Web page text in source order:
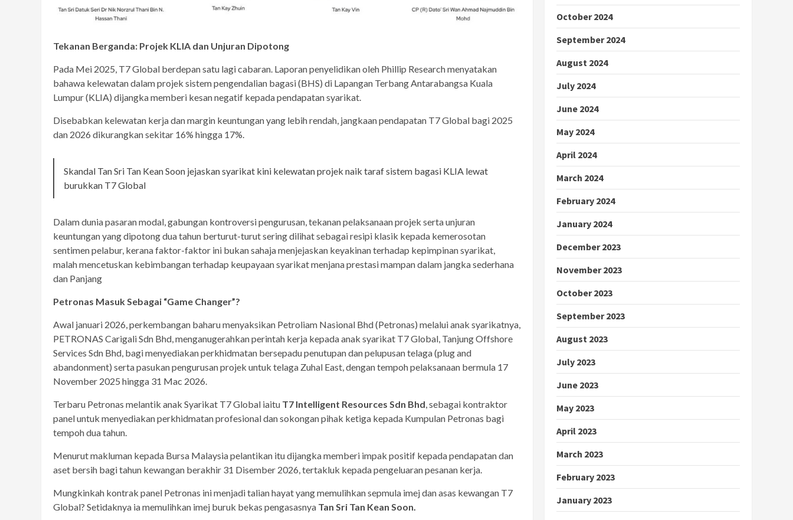
Tekanan Berganda: Projek KLIA dan Unjuran Dipotong
Pada Mei 2025, T7 Global berdepan satu lagi cabaran. Laporan penyelidikan oleh Phillip Research menyatakan
bahawa kelewatan dalam projek sistem pengendalian bagasi (BHS) di Lapangan Terbang Antarabangsa Kuala
Lumpur (KLIA) dijangka memberi kesan negatif kepada pendapatan syarikat.
Disebabkan kelewatan kerja dan margin keuntungan yang lebih rendah, jangkaan pendapatan T7 Global bagi 2025
dan 2026 dikurangkan sekitar 16% hingga 17%.
Skandal Tan Sri Tan Kean Soon jejaskan syarikat kini kelewatan projek naik taraf sistem bagasi KLIA lewat
burukkan T7 Global
Dalam dunia pasaran modal, gabungan kontroversi pengurusan, tekanan pelaksanaan projek serta unjuran
keuntungan yang dipotong dua tahun berturut-turut sering dilihat sebagai resipi klasik kepada kemerosotan
sentimen pelabur, kerana faktor-faktor ini bukan sahaja menjejaskan keyakinan terhadap kepimpinan syarikat,
malah mencetuskan kebimbangan terhadap keupayaan syarikat menjana prestasi mampan dalam jangka sederhana
dan Panjang
Petronas Masuk Sebagai “Game Changer”?
Awal januari 2026, perkembangan baharu menyaksikan Petroliam Nasional Bhd (Petronas) melalui anak syarikatnya,
PETRONAS Carigali Sdn Bhd, menganugerahkan perintah kerja kepada anak syarikat T7 Global, Tanjung Offshore
Services Sdn Bhd, bagi menyediakan perkhidmatan bersepadu penutupan dan pelupusan telaga (plug and
abandonment) serta pasukan pengurusan projek untuk telaga Zuhal East, dengan tempoh pelaksanaan bermula 17
November 2025 hingga 31 Mac 2026.
Terbaru Petronas melantik anak Syarikat T7 Global iaitu T7 Intelligent Resources Sdn Bhd, sebagai kontraktor
panel untuk menyediakan perkhidmatan profesional dan sokongan pihak ketiga kepada Kumpulan Petronas bagi
tempoh dua tahun.
Menurut makluman kepada Bursa Malaysia pelantikan itu dijangka memberi impak positif kepada pendapatan dan
aset bersih bagi tahun kewangan berakhir 31 Disember 2026, tertakluk kepada pengeluaran pesanan kerja.
Mungkinkah kontrak panel Petronas ini menjadi talian hayat yang memulihkan sepmula imej dan asas kewangan T7
Global? Setidaknya ia memulihkan imej buruk bekas pengasasnya Tan Sri Tan Kean Soon.
October 2024
September 2024
August 2024
July 2024
June 2024
May 2024
April 2024
March 2024
February 2024
January 2024
December 2023
November 2023
October 2023
September 2023
August 2023
July 2023
June 2023
May 2023
April 2023
March 2023
February 2023
January 2023